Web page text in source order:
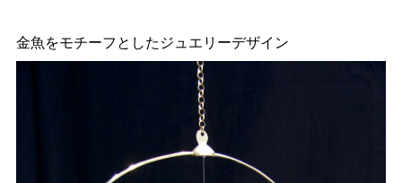
金魚をモチーフとしたジュエリーデザイン